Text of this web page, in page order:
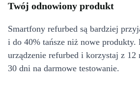
Twój odnowiony produkt
Smartfony refurbed są bardziej
i do 40% tańsze niż nowe produkty.
urządzenie refurbed i korzystaj z
30 dni na darmowe testowanie.